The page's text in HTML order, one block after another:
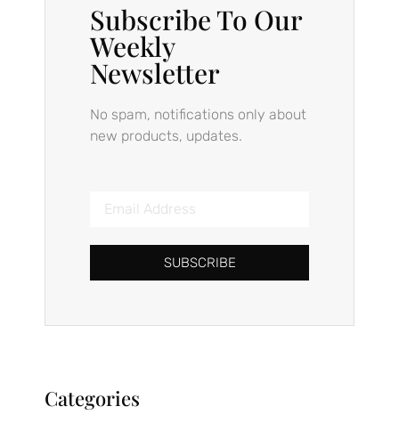
Subscribe To Our
Weekly
Newsletter
No spam, notifications only about
new products, updates.
SUBSCRIBE
Categories